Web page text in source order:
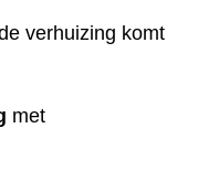
verhuizing komt
met